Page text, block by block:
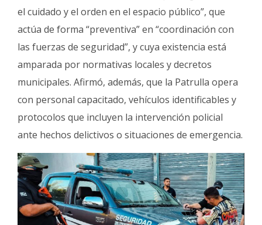
el cuidado y el orden en el espacio público”, que
actúa de forma “preventiva” en “coordinación con
las fuerzas de seguridad”, y cuya existencia está
amparada por normativas locales y decretos
municipales. Afirmó, además, que la Patrulla opera
con personal capacitado, vehículos identificables y
protocolos que incluyen la intervención policial
ante hechos delictivos o situaciones de emergencia.